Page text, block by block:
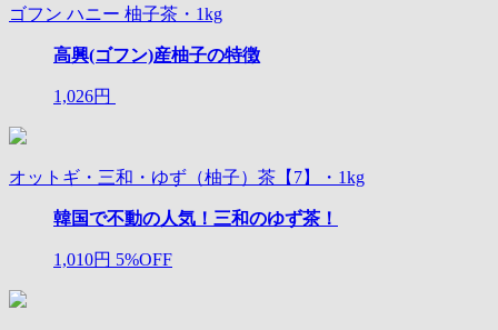
ゴフン ハニー 柚子茶・1kg
高興(ゴフン)産柚子の特徴
1,026円
オットギ・三和・ゆず（柚子）茶【7】・1kg
韓国で不動の人気！三和のゆず茶！
1,010円 5%OFF